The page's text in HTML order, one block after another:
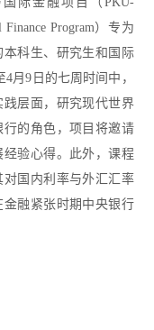
Finance Program）专为
科生、研究生和国际
月9日的七周时间中，
层面，研究现代世界
的角色，项目将邀请
验心得。此外，课程
国内利率与外汇汇率
融紧张时期中央银行